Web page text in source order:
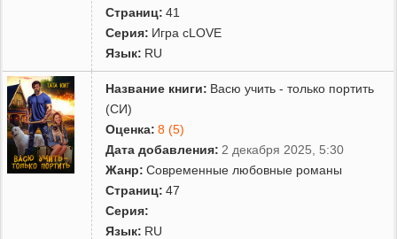
Страниц: 41
Серия: Игра сLOVE
Язык: RU
Название книги: Васю учить - только портить
(СИ)
Оценка: 8 (5)
Дата добавления: 2 декабря 2025, 5:30
Жанр: Современные любовные романы
Страниц: 47
Серия:
Язык: RU